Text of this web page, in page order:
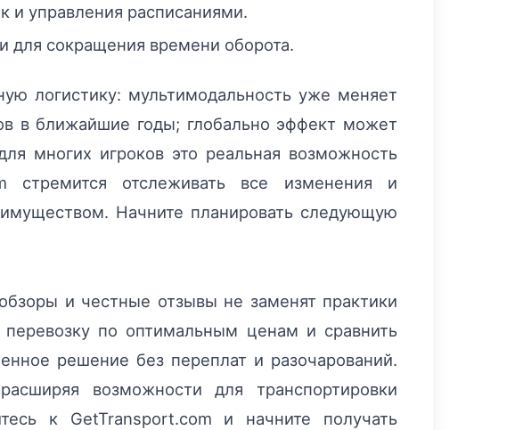
и управления расписаниями.
для сокращения времени оборота.
логистику: мультимодальность уже меняет
в ближайшие годы; глобально эффект может
многих игроков это реальная возможность
стремится отслеживать все изменения и
Начните планировать следующую
и честные отзывы не заменят практики
по оптимальным ценам и сравнить
решение без переплат и разочарований.
возможности для транспортировки
к GetTransport.com и начните получать